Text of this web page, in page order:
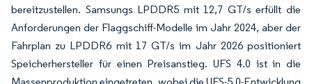
bereitzustellen. Samsungs LPDDR5 mit 12,7 GT/s erfüllt die
Anforderungen der Flaggschiff-Modelle im Jahr 2024, aber der
Fahrplan zu LPDDR6 mit 17 GT/s im Jahr 2026 positioniert
Speicherhersteller für einen Preisanstieg. UFS 4.0 ist in die